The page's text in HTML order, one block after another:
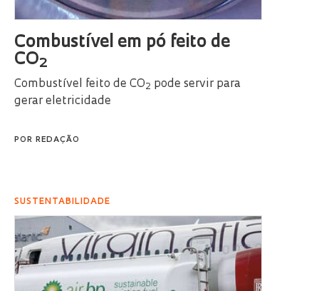
Combustível em pó feito de
CO2
Combustível feito de CO2 pode servir para
gerar eletricidade
POR REDAÇÃO
SUSTENTABILIDADE